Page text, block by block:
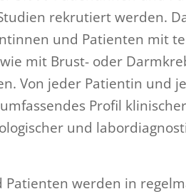
rekrutiert werden.
und Patienten mit
mit Brust- oder
Von jeder Patientin und
Profil
und
Patienten werden in